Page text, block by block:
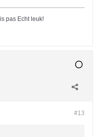
pas Echt leuk!
#13